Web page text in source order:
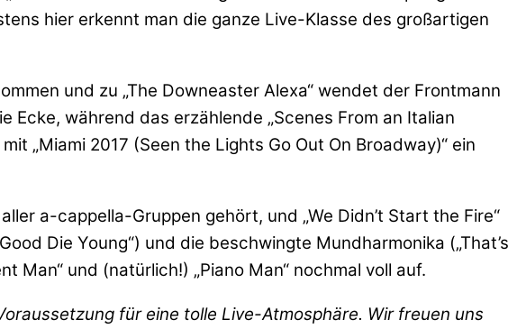
hier erkennt man die ganze Live-Klasse des großartigen
und zu „The Downeaster Alexa“ wendet der Frontmann
Ecke, während das erzählende „Scenes From an Italian
„Miami 2017 (Seen the Lights Go Out On Broadway)“ ein
a-cappella-Gruppen gehört, und „We Didn’t Start the Fire“
Die Young“) und die beschwingte Mundharmonika („That’s
Man“ und (natürlich!) „Piano Man“ nochmal voll auf.
für eine tolle Live-Atmosphäre. Wir freuen uns